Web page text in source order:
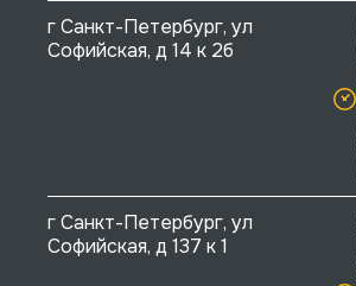
г Санкт-Петербург, ул
Софийская, д 14 к 2б
г Санкт-Петербург, ул
Софийская, д 137 к 1